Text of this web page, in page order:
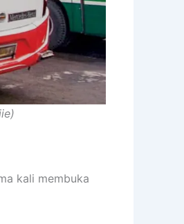
kali membuka